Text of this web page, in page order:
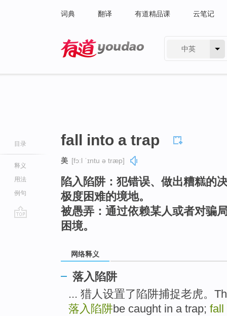
词典 翻译 有道精品课 云笔记
中英
目录
释义
用法
例句
fall into a trap
美 [fɔːl ˈɪntu ə træp]
陷入陷阱：犯错误、做出糟糕的
极度困难的境地。
被愚弄：通过依赖某人或者对骗
困境。
网络释义
落入陷阱
... 猎人设置了陷阱捕捉老虎。
落入陷阱be caught in a trap; fall